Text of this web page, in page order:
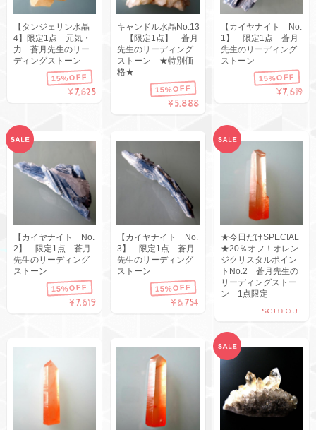
【タンジェリン水晶
4】限定1点 元気・
力 蒼月先生のリー
ディングストーン
15%OFF
¥7,625
キャンドル水晶No.13
【限定1点】 蒼月
先生のリーディング
ストーン ★特別価
格★
15%OFF
¥5,888
【カイヤナイト No.
1】 限定1点 蒼月
先生のリーディング
ストーン
15%OFF
¥7,619
【カイヤナイト No.
2】 限定1点 蒼月
先生のリーディング
ストーン
15%OFF
¥7,619
【カイヤナイト No.
3】 限定1点 蒼月
先生のリーディング
ストーン
15%OFF
¥6,754
★今日だけSPECIAL
★20％オフ！オレン
ジクリスタルポイン
トNo.2 蒼月先生の
リーディングストー
ン 1点限定
SOLD OUT